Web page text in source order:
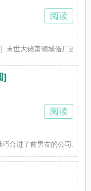
末世大佬萧倾城借尸还魂
阅读
]
合进了前男友的公司。
阅读